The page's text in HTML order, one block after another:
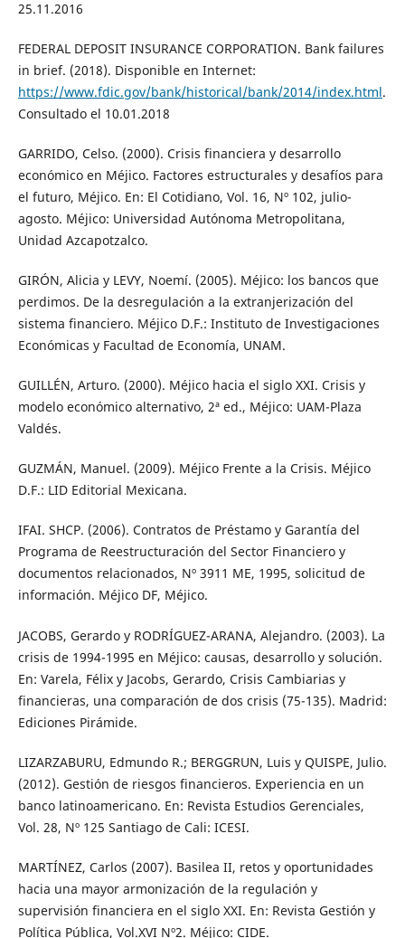
25.11.2016
FEDERAL DEPOSIT INSURANCE CORPORATION. Bank failures
in brief. (2018). Disponible en Internet:
https://www.fdic.gov/bank/historical/bank/2014/index.html.
Consultado el 10.01.2018
GARRIDO, Celso. (2000). Crisis financiera y desarrollo
económico en Méjico. Factores estructurales y desafíos para
el futuro, Méjico. En: El Cotidiano, Vol. 16, Nº 102, julio-
agosto. Méjico: Universidad Autónoma Metropolitana,
Unidad Azcapotzalco.
GIRÓN, Alicia y LEVY, Noemí. (2005). Méjico: los bancos que
perdimos. De la desregulación a la extranjerización del
sistema financiero. Méjico D.F.: Instituto de Investigaciones
Económicas y Facultad de Economía, UNAM.
GUILLÉN, Arturo. (2000). Méjico hacia el siglo XXI. Crisis y
modelo económico alternativo, 2ª ed., Méjico: UAM-Plaza
Valdés.
GUZMÁN, Manuel. (2009). Méjico Frente a la Crisis. Méjico
D.F.: LID Editorial Mexicana.
IFAI. SHCP. (2006). Contratos de Préstamo y Garantía del
Programa de Reestructuración del Sector Financiero y
documentos relacionados, Nº 3911 ME, 1995, solicitud de
información. Méjico DF, Méjico.
JACOBS, Gerardo y RODRÍGUEZ-ARANA, Alejandro. (2003). La
crisis de 1994-1995 en Méjico: causas, desarrollo y solución.
En: Varela, Félix y Jacobs, Gerardo, Crisis Cambiarias y
financieras, una comparación de dos crisis (75-135). Madrid:
Ediciones Pirámide.
LIZARZABURU, Edmundo R.; BERGGRUN, Luis y QUISPE, Julio.
(2012). Gestión de riesgos financieros. Experiencia en un
banco latinoamericano. En: Revista Estudios Gerenciales,
Vol. 28, Nº 125 Santiago de Cali: ICESI.
MARTÍNEZ, Carlos (2007). Basilea II, retos y oportunidades
hacia una mayor armonización de la regulación y
supervisión financiera en el siglo XXI. En: Revista Gestión y
Política Pública, Vol.XVI Nº2. Méjico: CIDE.